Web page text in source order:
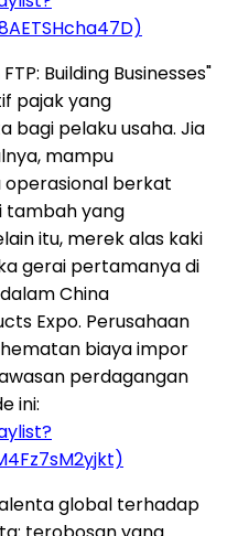
Building Businesses"
pajak yang
bagi pelaku usaha. Jia
mampu
operasional berkat
tambah yang
itu, merek alas kaki
gerai pertamanya di
China
Expo. Perusahaan
biaya impor
perdagangan
ini:
global terhadap